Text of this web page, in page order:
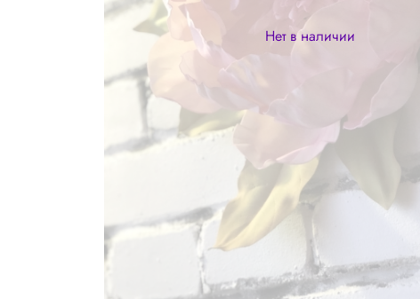
Нет в наличии